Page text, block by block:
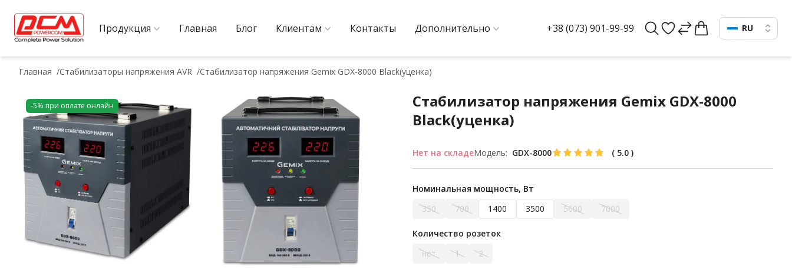
Продукция Главная Блог Клиентам Контакты Дополнительно +38 (073) 901-99-99 RU
Главная Стабилизаторы напряжения AVR Стабилизатор напряжения Gemix GDX-8000 Black(уценка)
-5% при оплате онлайн
Стабилизатор напряжения Gemix GDX-8000
Black(уценка)
Нет на складеМодель: GDX-8000 ( 5.0 )
Номинальная мощность, Вт
350
700 1400 3500 5600 7000
Количество розеток
нет
1 2